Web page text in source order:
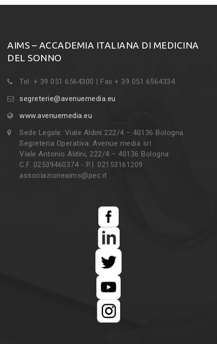
AIMS – ACCADEMIA ITALIANA DI MEDICINA
DEL SONNO
Tel. + 39 051 6564300 | Fax + 39 051 6564334
segreterie@avenuemedia.eu
www.avenuemedia.eu
Sede Legale: Viale Aldini 222/4 – 40136 Bologna
Segreteria Operativa: Avenue media srl
Viale Antonio Aldini, 222/4 – 40136 Bologna
C.F. 02539460374 - P.I. 02153161209
associazioneaims@pec.it